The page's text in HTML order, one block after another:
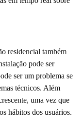
residencial também
pode ser
ser um problema se
técnicos. Além
uma vez que
hábitos dos usuários.